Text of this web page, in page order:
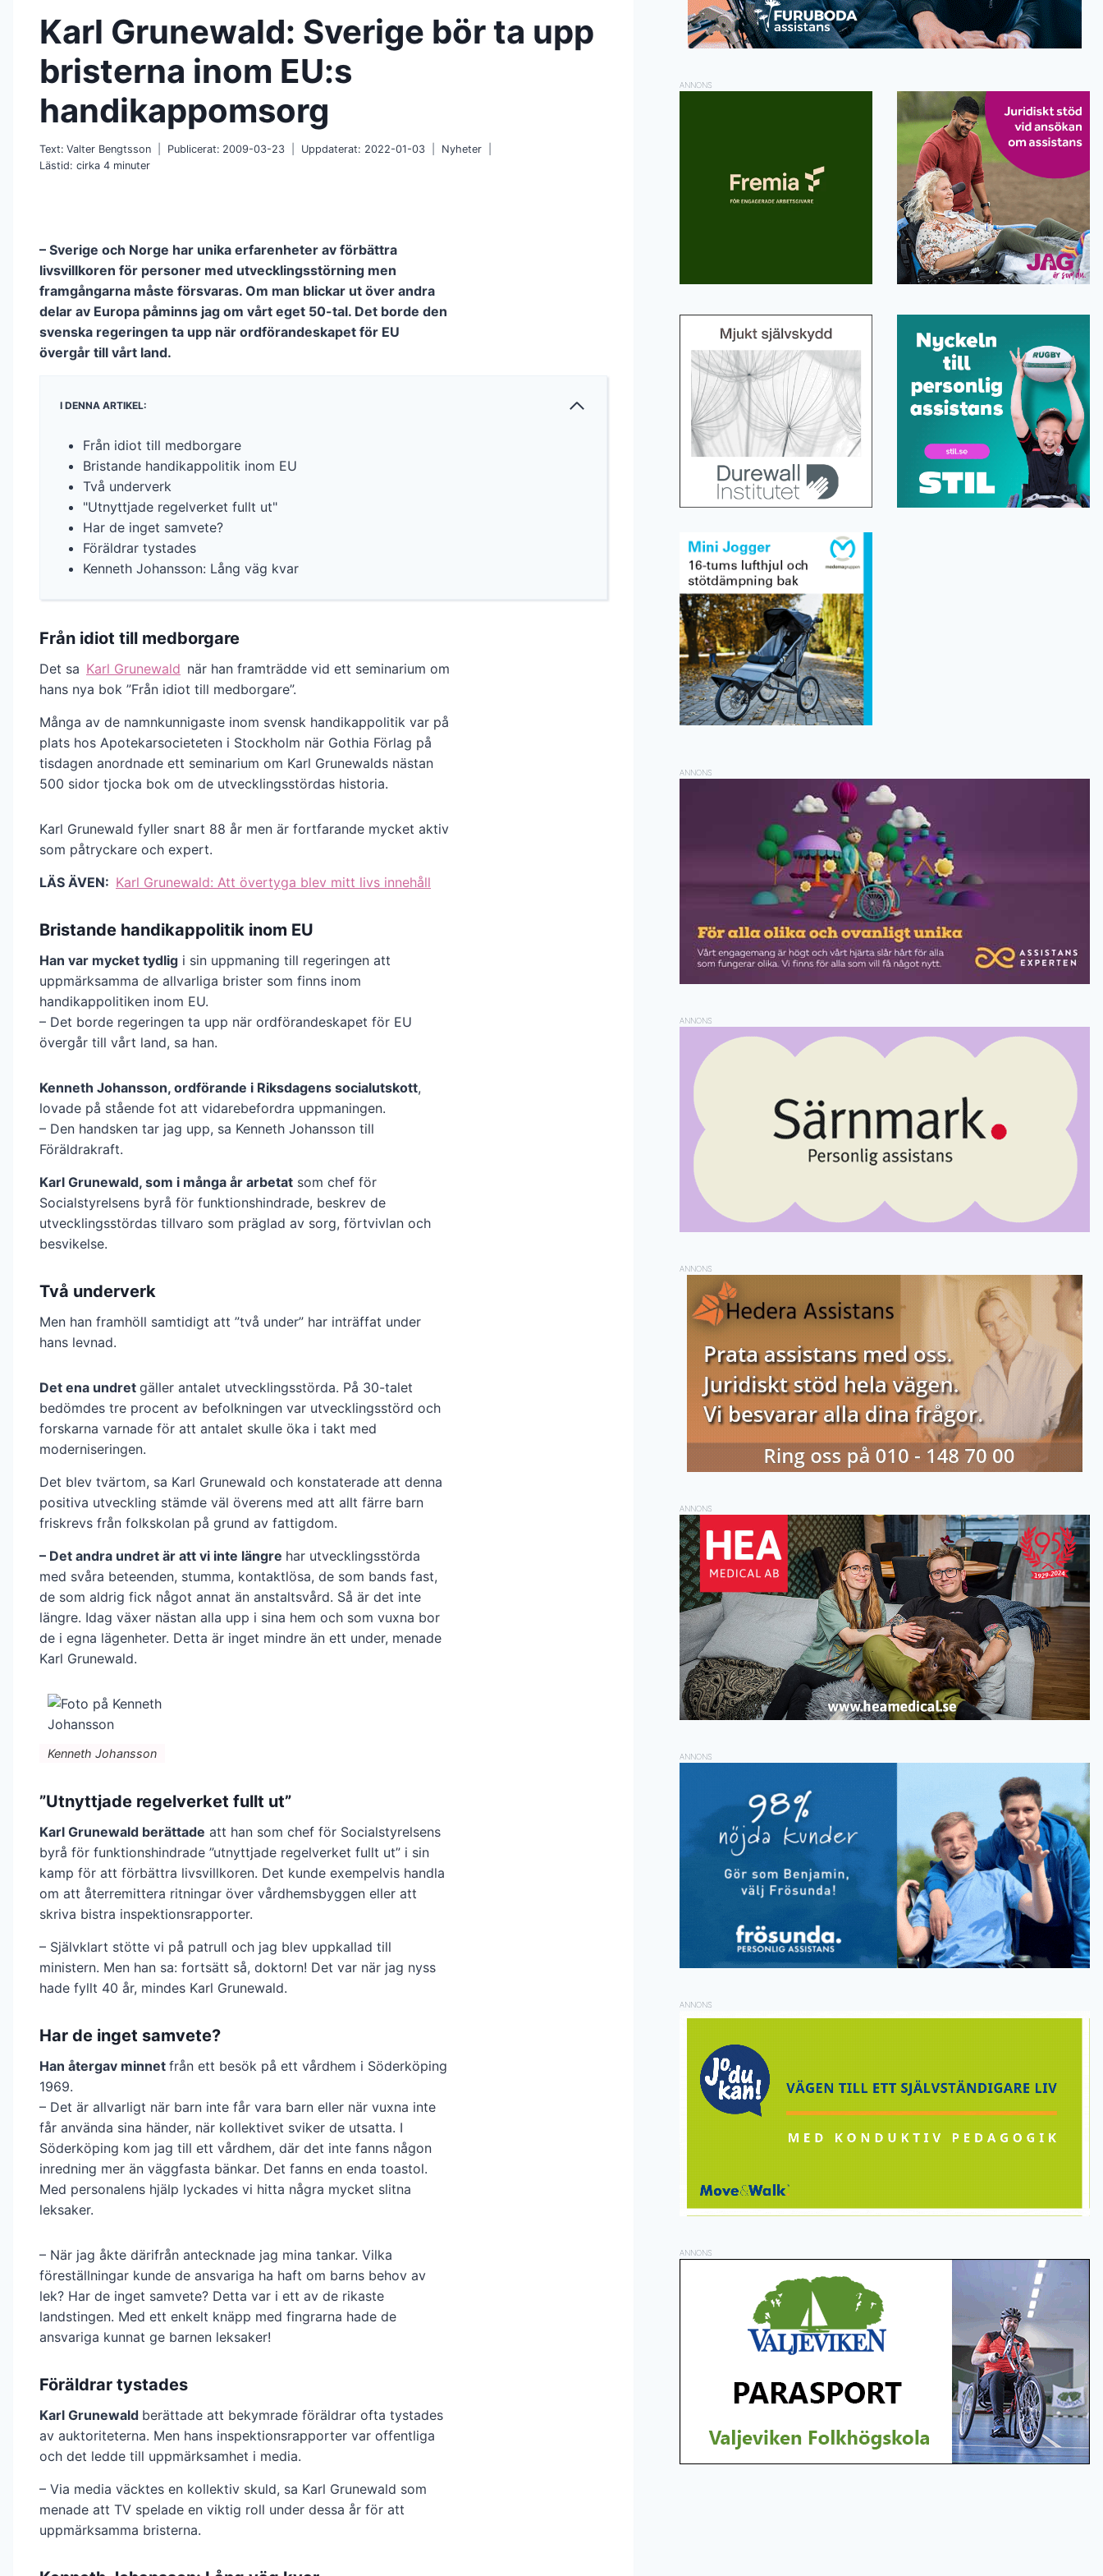
Karl Grunewald: Sverige bör ta upp
bristerna inom EU:s
handikappomsorg
Text: Valter Bengtsson Publicerat: 2009-03-23 Uppdaterat: 2022-01-03
Nyheter
Lästid: cirka 4 minuter
– Sverige och Norge har unika erfarenheter av förbättra
livsvillkoren för personer med utvecklingsstörning men
framgångarna måste försvaras. Om man blickar ut över andra
delar av Europa påminns jag om vårt eget 50-tal. Det borde den
svenska regeringen ta upp när ordförandeskapet för EU
övergår till vårt land.
I DENNA ARTIKEL:
Från idiot till medborgare
Bristande handikappolitik inom EU
Två underverk
"Utnyttjade regelverket fullt ut"
Har de inget samvete?
Föräldrar tystades
Kenneth Johansson: Lång väg kvar
Från idiot till medborgare
Det sa Karl Grunewald när han framträdde vid ett seminarium om
hans nya bok ”Från idiot till medborgare”.
Många av de namnkunnigaste inom svensk handikappolitik var på
plats hos Apotekarsocieteten i Stockholm när Gothia Förlag på
tisdagen anordnade ett seminarium om Karl Grunewalds nästan
500 sidor tjocka bok om de utvecklingsstördas historia.
Karl Grunewald fyller snart 88 år men är fortfarande mycket aktiv
som påtryckare och expert.
LÄS ÄVEN: Karl Grunewald: Att övertyga blev mitt livs innehåll
Bristande handikappolitik inom EU
Han var mycket tydlig i sin uppmaning till regeringen att
uppmärksamma de allvarliga brister som finns inom
handikappolitiken inom EU.
– Det borde regeringen ta upp när ordförandeskapet för EU
övergår till vårt land, sa han.
Kenneth Johansson, ordförande i Riksdagens socialutskott,
lovade på stående fot att vidarebefordra uppmaningen.
– Den handsken tar jag upp, sa Kenneth Johansson till
Föräldrakraft.
Karl Grunewald, som i många år arbetat som chef för
Socialstyrelsens byrå för funktionshindrade, beskrev de
utvecklingsstördas tillvaro som präglad av sorg, förtvivlan och
besvikelse.
Två underverk
Men han framhöll samtidigt att ”två under” har inträffat under
hans levnad.
Det ena undret gäller antalet utvecklingsstörda. På 30-talet
bedömdes tre procent av befolkningen var utvecklingsstörd och
forskarna varnade för att antalet skulle öka i takt med
moderniseringen.
Det blev tvärtom, sa Karl Grunewald och konstaterade att denna
positiva utveckling stämde väl överens med att allt färre barn
friskrevs från folkskolan på grund av fattigdom.
– Det andra undret är att vi inte längre har utvecklingsstörda
med svåra beteenden, stumma, kontaktlösa, de som bands fast,
de som aldrig fick något annat än anstaltsvård. Så är det inte
längre. Idag växer nästan alla upp i sina hem och som vuxna bor
de i egna lägenheter. Detta är inget mindre än ett under, menade
Karl Grunewald.
Kenneth Johansson
”Utnyttjade regelverket fullt ut”
Karl Grunewald berättade att han som chef för Socialstyrelsens
byrå för funktionshindrade ”utnyttjade regelverket fullt ut” i sin
kamp för att förbättra livsvillkoren. Det kunde exempelvis handla
om att återremittera ritningar över vårdhemsbyggen eller att
skriva bistra inspektionsrapporter.
– Självklart stötte vi på patrull och jag blev uppkallad till
ministern. Men han sa: fortsätt så, doktorn! Det var när jag nyss
hade fyllt 40 år, mindes Karl Grunewald.
Har de inget samvete?
Han återgav minnet från ett besök på ett vårdhem i Söderköping
1969.
– Det är allvarligt när barn inte får vara barn eller när vuxna inte
får använda sina händer, när kollektivet sviker de utsatta. I
Söderköping kom jag till ett vårdhem, där det inte fanns någon
inredning mer än väggfasta bänkar. Det fanns en enda toastol.
Med personalens hjälp lyckades vi hitta några mycket slitna
leksaker.
– När jag åkte därifrån antecknade jag mina tankar. Vilka
föreställningar kunde de ansvariga ha haft om barns behov av
lek? Har de inget samvete? Detta var i ett av de rikaste
landstingen. Med ett enkelt knäpp med fingrarna hade de
ansvariga kunnat ge barnen leksaker!
Föräldrar tystades
Karl Grunewald berättade att bekymrade föräldrar ofta tystades
av auktoriteterna. Men hans inspektionsrapporter var offentliga
och det ledde till uppmärksamhet i media.
– Via media väcktes en kollektiv skuld, sa Karl Grunewald som
menade att TV spelade en viktig roll under dessa år för att
uppmärksamma bristerna.
ANNONS
ANNONS
ANNONS
ANNONS
ANNONS
ANNONS
ANNONS
ANNONS